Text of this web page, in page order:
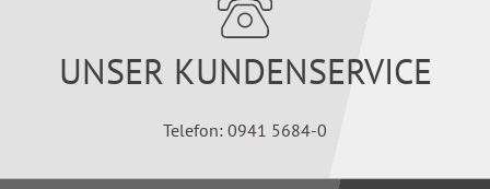
UNSER KUNDENSERVICE
Telefon: 0941 5684-0